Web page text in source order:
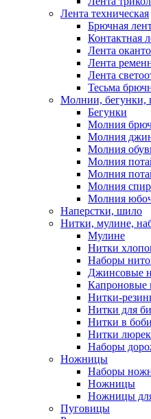
Лента техническая
Брючная
Контактная
Лента
Лента
Лента
Тесьма
Молнии, бегунки,
Бегунки
Молния
Молния
Молния
Молния
Молния
Молния
Молния
Наперстки, шило
Нитки, мулине,
Мулине
Нитки
Наборы
Джинсовые
Капроновые
Нитки-
Нитки для
Нитки в
Нитки
Наборы
Ножницы
Наборы
Ножницы
Ножницы
Пуговицы